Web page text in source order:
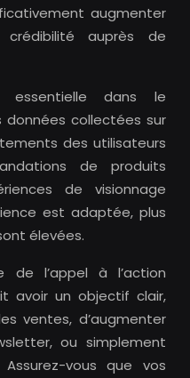
augmenter
auprès de
essentielle dans le
données collectées sur
des utilisateurs
de produits
de visionnage
est adaptée, plus
élevées.
de l’appel à l’action
avoir un objectif clair,
ventes, d’augmenter
ou simplement
Assurez-vous que vos